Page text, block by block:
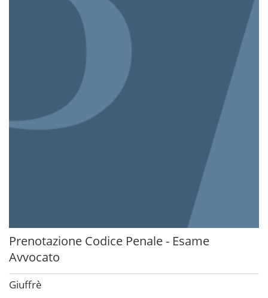
Prenotazione Codice Penale - Esame
Avvocato
Giuffrè